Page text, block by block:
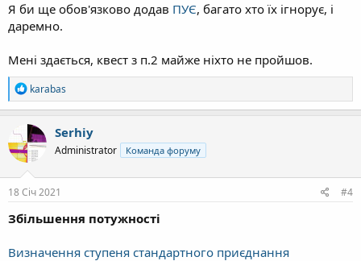
Я би ще обов'язково додав ПУЄ, багато хто їх ігнорує, і
даремно.
Мені здається, квест з п.2 майже ніхто не пройшов.
Р
е
а
к
ц
і
:
karabas
Serhiy
Administrator Команда форуму
18 Січ 2021 #4
Збільшення потужності
Визначення ступеня стандартного приєднання